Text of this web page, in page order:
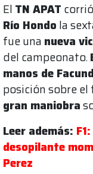
El TN APAT
Río Hondo la
fue una nueva
del campeonato.
manos de
posición sobre
gran maniobra
Leer además:
desopilante
Perez